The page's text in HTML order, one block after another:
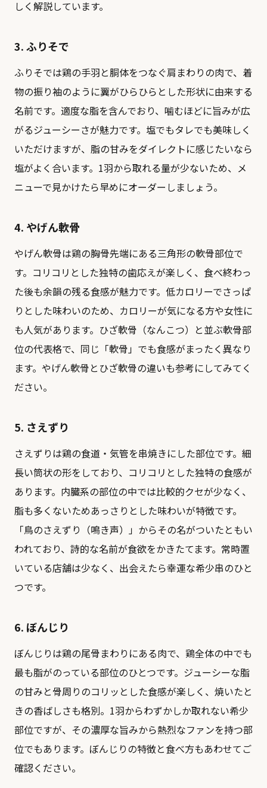
しく解説しています。
3. ふりそで
ふりそでは鶏の手羽と胴体をつなぐ肩まわりの肉で、着
物の振り袖のように翼がひらひらとした形状に由来する
名前です。適度な脂を含んでおり、噛むほどに旨みが広
がるジューシーさが魅力です。塩でもタレでも美味しく
いただけますが、脂の甘みをダイレクトに感じたいなら
塩がよく合います。1羽から取れる量が少ないため、メ
ニューで見かけたら早めにオーダーしましょう。
4. やげん軟骨
やげん軟骨は鶏の胸骨先端にある三角形の軟骨部位で
す。コリコリとした独特の歯応えが楽しく、食べ終わっ
た後も余韻の残る食感が魅力です。低カロリーでさっぱ
りとした味わいのため、カロリーが気になる方や女性に
も人気があります。ひざ軟骨（なんこつ）と並ぶ軟骨部
位の代表格で、同じ「軟骨」でも食感がまったく異なり
ます。 やげん軟骨とひざ軟骨の違いも参考にしてみてく
ださい。
5. さえずり
さえずりは鶏の食道・気管を串焼きにした部位です。細
長い筒状の形をしており、コリコリとした独特の食感が
あります。内臓系の部位の中では比較的クセが少なく、
脂も多くないためあっさりとした味わいが特徴です。
「鳥のさえずり（鳴き声）」からその名がついたともい
われており、詩的な名前が食欲をかきたてます。常時置
いている店舗は少なく、出会えたら幸運な希少串のひと
つです。
6. ぼんじり
ぼんじりは鶏の尾骨まわりにある肉で、鶏全体の中でも
最も脂がのっている部位のひとつです。ジューシーな脂
の甘みと骨周りのコリッとした食感が楽しく、焼いたと
きの香ばしさも格別。1羽からわずかしか取れない希少
部位ですが、その濃厚な旨みから熱烈なファンを持つ部
位でもあります。 ぼんじりの特徴と食べ方もあわせてご
確認ください。